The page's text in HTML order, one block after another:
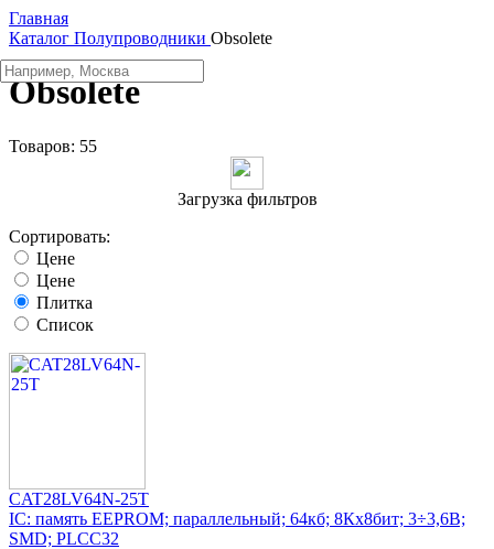
Главная
Каталог Полупроводники Obsolete
Obsolete
Товаров: 55
Загрузка фильтров
Сортировать:
Цене
Цене
Плитка
Список
CAT28LV64N-25T
IC: память EEPROM; параллельный; 64кб; 8Кx8бит; 3÷3,6В;
SMD; PLCC32